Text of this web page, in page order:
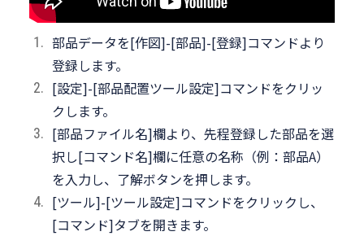
部品データを[作図]-[部品]-[登録]コマンドより
登録します。
[設定]-[部品配置ツール設定]コマンドをクリッ
クします。
[部品ファイル名]欄より、先程登録した部品を選
択し[コマンド名]欄に任意の名称（例：部品A）
を入力し、了解ボタンを押します。
[ツール]-[ツール設定]コマンドをクリックし、
[コマンド]タブを開きます。